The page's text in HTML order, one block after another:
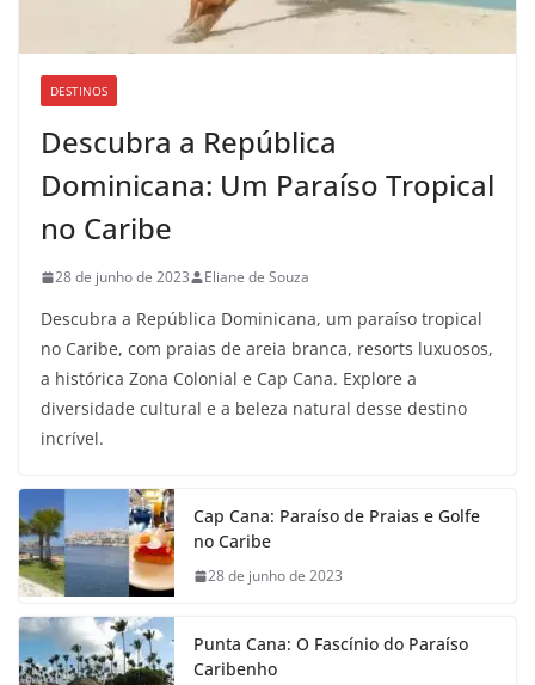
DESTINOS
Descubra a República
Dominicana: Um Paraíso Tropical
no Caribe
28 de junho de 2023 Eliane de Souza
Descubra a República Dominicana, um paraíso tropical
no Caribe, com praias de areia branca, resorts luxuosos,
a histórica Zona Colonial e Cap Cana. Explore a
diversidade cultural e a beleza natural desse destino
incrível.
Cap Cana: Paraíso de Praias e Golfe
no Caribe
28 de junho de 2023
Punta Cana: O Fascínio do Paraíso
Caribenho